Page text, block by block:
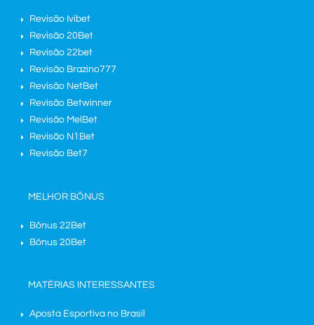
Revisão Ivibet
Revisão 20Bet
Revisão 22bet
Revisão Brazino777
Revisão NetBet
Revisão Betwinner
Revisão MelBet
Revisão N1Bet
Revisão Bet7
MELHOR BÔNUS
Bônus 22Bet
Bônus 20Bet
MATÉRIAS INTERESSANTES
Aposta Esportiva no Brasil